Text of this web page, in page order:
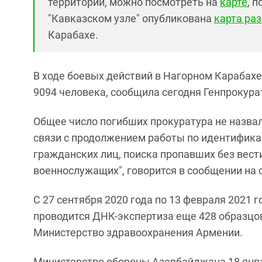
"Кавказском узле" опубликована карта
Карабахе.
В ходе боевых действий в Нагорном
9094 человека, сообщила сегодня
Общее число погибших прокуратура не
связи с продолжением работы по
гражданских лиц, поиска пропавших без
военнослужащих", говорится в сообщении на
С 27 сентября 2020 года по 13 февраля 2021
проводится ДНК-экспертиза еще 428
Министерство здравоохранения Армении.